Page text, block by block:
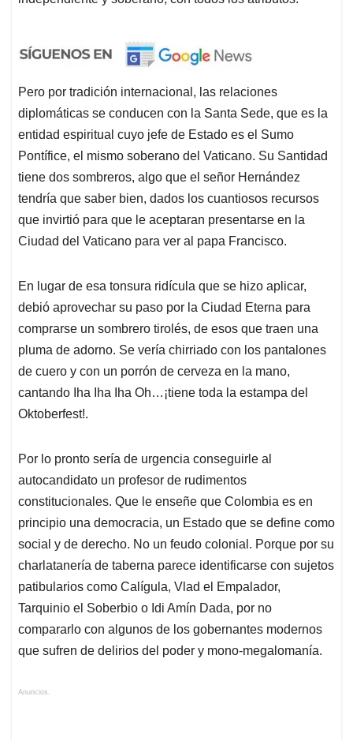
Pero por tradición internacional, las relaciones
diplomáticas se conducen con la Santa Sede, que es la
entidad espiritual cuyo jefe de Estado es el Sumo
Pontífice, el mismo soberano del Vaticano. Su Santidad
tiene dos sombreros, algo que el señor Hernández
tendría que saber bien, dados los cuantiosos recursos
que invirtió para que le aceptaran presentarse en la
Ciudad del Vaticano para ver al papa Francisco.
En lugar de esa tonsura ridícula que se hizo aplicar,
debió aprovechar su paso por la Ciudad Eterna para
comprarse un sombrero tirolés, de esos que traen una
pluma de adorno. Se vería chirriado con los pantalones
de cuero y con un porrón de cerveza en la mano,
cantando Iha Iha Iha Oh…¡tiene toda la estampa del
Oktoberfest!.
Por lo pronto sería de urgencia conseguirle al
autocandidato un profesor de rudimentos
constitucionales. Que le enseñe que Colombia es en
principio una democracia, un Estado que se define como
social y de derecho. No un feudo colonial. Porque por su
charlatanería de taberna parece identificarse con sujetos
patibularios como Calígula, Vlad el Empalador,
Tarquinio el Soberbio o Idi Amín Dada, por no
compararlo con algunos de los gobernantes modernos
que sufren de delirios del poder y mono-megalomanía.
Anuncios.